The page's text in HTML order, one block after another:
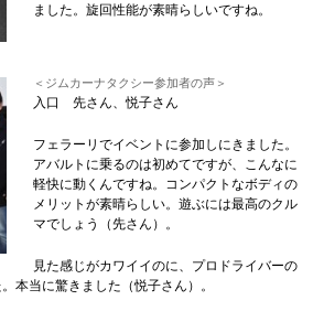
ました。旋回性能が素晴らしいですね。
＜ジムカーナタクシー参加者の声＞
入口 先さん、悦子さん
フェラーリでイベントに参加しにきました。
アバルトに乗るのは初めてですが、こんなに
軽快に動くんですね。コンパクトなボディの
メリットが素晴らしい。遊ぶには最高のクル
マでしょう（先さん）。
見た感じがカワイイのに、プロドライバーの
本当に驚きました（悦子さん）。